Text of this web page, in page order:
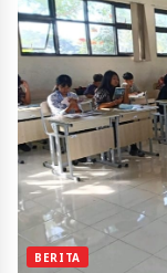
BERITA